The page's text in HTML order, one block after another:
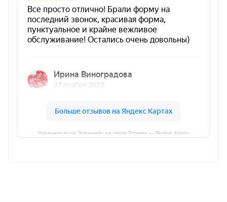
Школьная мода Эдельвейс на карте Тутаева — Яндекс Карты